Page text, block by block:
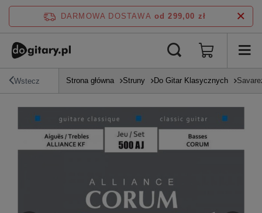
DARMOWA DOSTAWA od 299,00 zł
Wstecz Strona główna Struny Do Gitar Klasycznych